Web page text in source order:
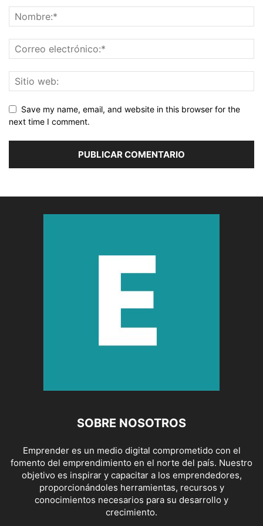
Save my name, email, and website in this browser for the
next time I comment.
SOBRE NOSOTROS
Emprender es un medio digital comprometido con el
fomento del emprendimiento en el norte del país. Nuestro
objetivo es inspirar y capacitar a los emprendedores,
proporcionándoles herramientas, recursos y
conocimientos necesarios para su desarrollo y
crecimiento.